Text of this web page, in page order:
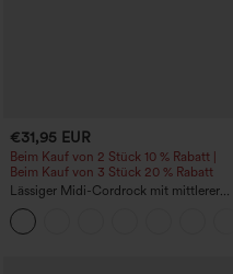
€31,95 EUR
Beim Kauf von 2 Stück 10 % Rabatt |
Beim Kauf von 3 Stück 20 % Rabatt
Lässiger Midi-Cordrock mit mittlerer
Bundhöhe und vorderseitiger
Klapptasche